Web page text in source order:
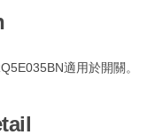
適用於開關。